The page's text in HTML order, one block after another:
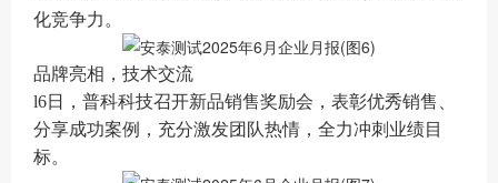
化竞争力。
品牌亮相，技术交流
l6日，普科科技召开新品销售奖励会，表彰优秀销售、
分享成功案例，充分激发团队热情，全力冲刺业绩目
标。